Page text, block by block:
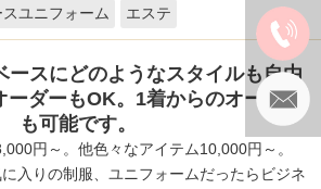
お問い合わせ
FAQ
ユニフォーム エステ
ースにどのようなスタイルも自由
ーダーもOK。1着からのオーダー
も可能です。
円～。他色々なアイテム10,000円～。
入りの制服、ユニフォームだったらビジネ